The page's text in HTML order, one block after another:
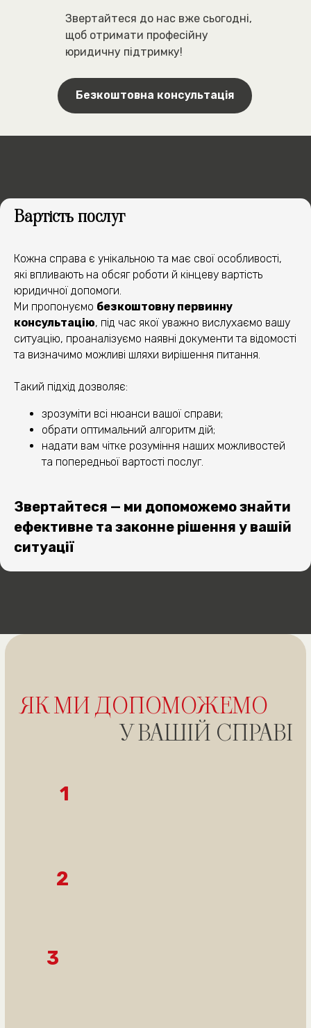
Безкоштовна консультація
Звертайтеся до нас вже сьогодні,
щоб отримати професійну
юридичну підтримку!
Вартість послуг
Кожна справа є унікальною та має свої особливості,
які впливають на обсяг роботи й кінцеву вартість
юридичної допомоги.
Ми пропонуємо безкоштовну первинну
консультацію, під час якої уважно вислухаємо вашу
ситуацію, проаналізуємо наявні документи та відомості
та визначимо можливі шляхи вирішення питання.
Такий підхід дозволяє:
зрозуміти всі нюанси вашої справи;
обрати оптимальний алгоритм дій;
надати вам чітке розуміння наших можливостей
та попередньої вартості послуг.
Звертайтеся — ми допоможемо знайти
ефективне та законне рішення у вашій
ситуації
2
У ВАШІЙ СПРАВІ
3
4
ОТРИМАЙТЕ
БЕЗКОШТОВНУ
ПРИКЛАДИ
Юристи Офісу юридичної